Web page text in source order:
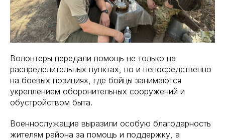
Волонтеры передали помощь не только на
распределительных пунктах, но и непосредственно
на боевых позициях, где бойцы занимаются
укреплением оборонительных сооружений и
обустройством быта.
Военнослужащие выразили особую благодарность
жителям района за помощь и поддержку, а